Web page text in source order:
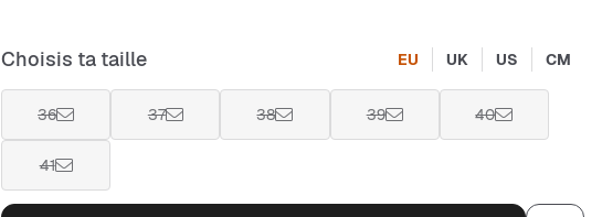
Choisis ta taille EU UK US CM
36 37 38 39 40
41